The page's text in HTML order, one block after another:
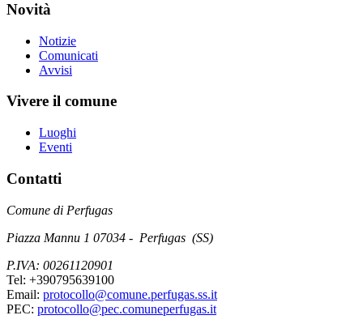
Novità
Notizie
Comunicati
Avvisi
Vivere il comune
Luoghi
Eventi
Contatti
Comune di Perfugas
Piazza Mannu 1 07034 - Perfugas (SS)
P.IVA: 00261120901
Tel: +390795639100
Email: protocollo@comune.perfugas.ss.it
PEC: protocollo@pec.comuneperfugas.it